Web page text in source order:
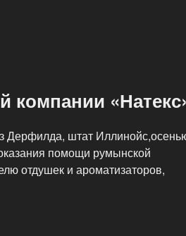
Дерфилда, штат
помощи румынской
отдушек и ароматизаторов,